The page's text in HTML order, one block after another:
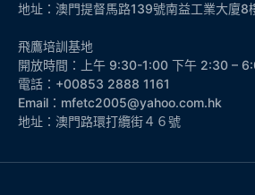
地址：澳門提督馬路139號南益工業大廈8
飛鷹培訓基地
開放時間：上午 9:30-1:00 下午 2:30 –
電話：+00853 2888 1161
Email：mfetc2005@yahoo.com.hk
地址：澳門路環打纜街４６號